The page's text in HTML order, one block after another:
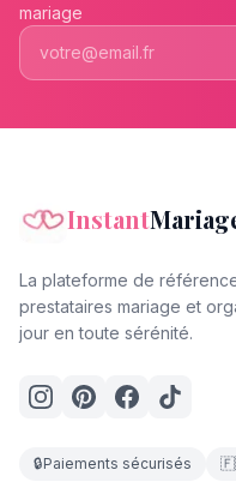
mariage
Instant
La plateforme de
prestataires mariage et
jour en toute sérénité.
🔒Paiements sécurisés